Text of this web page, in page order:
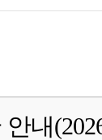
내